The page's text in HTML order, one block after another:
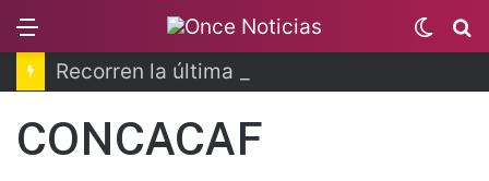
Switch
skin
CONCACAF